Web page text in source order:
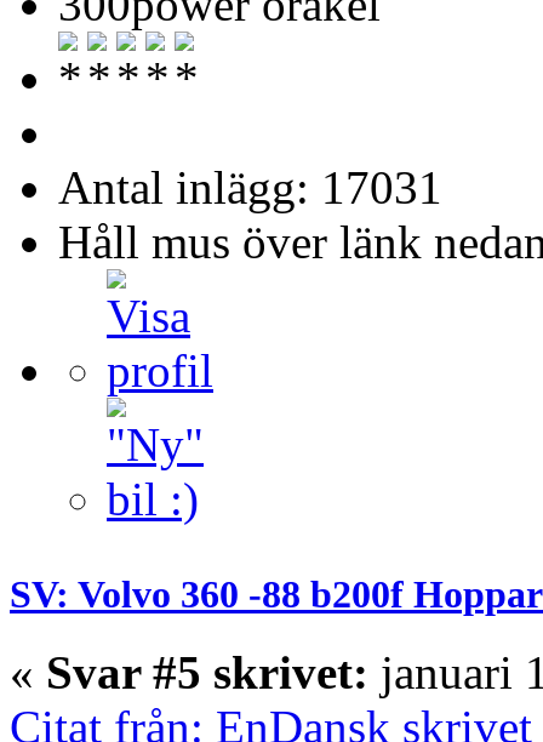
Antal inlägg: 17031
Håll mus över länk
SV: Volvo 360 -88 b200f
« Svar #5 skrivet: januari
Citat från: EnDansk